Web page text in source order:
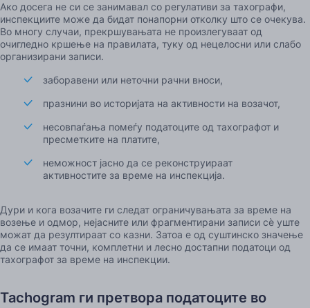
Ако досега не си се занимавал со регулативи за тахографи,
инспекциите може да бидат понапорни отколку што се очекува.
Во многу случаи, прекршувањата не произлегуваат од
очигледно кршење на правилата, туку од нецелосни или слабо
организирани записи.
заборавени или неточни рачни вноси,
празнини во историјата на активности на возачот,
несовпаѓања помеѓу податоците од тахографот и
пресметките на платите,
неможност јасно да се реконструираат
активностите за време на инспекција.
Дури и кога возачите ги следат ограничувањата за време на
возење и одмор, нејасните или фрагментирани записи сè уште
можат да резултираат со казни. Затоа е од суштинско значење
да се имаат точни, комплетни и лесно достапни податоци од
тахографот за време на инспекции.
Tachogram ги претвора податоците во